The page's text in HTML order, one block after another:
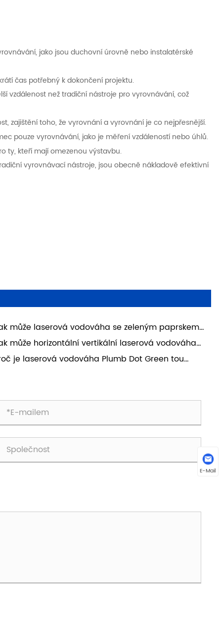
jako jsou duchovní úrovně nebo instalatérské
čas potřebný k dokončení projektu.
vzdálenost než tradiční nástroje pro vyrovnávání, což
zajištění toho, že vyrovnání a vyrovnání je co nejpřesnější.
pouze vyrovnávání, jako je měření vzdáleností nebo úhlů.
ty, kteří mají omezenou výstavbu.
vyrovnávací nástroje, jsou obecně nákladově efektivní
může laserová vodováha se zeleným paprskem
stavebnictví zlepšit přesnost a efektivitu na
stavbách
může horizontální vertikální laserová vodováha
Cross Line zlepšit přesnost v moderních
a kutilských projektech
je laserová vodováha Plumb Dot Green tou
E-Mail